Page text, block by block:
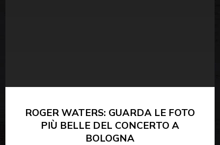
ROGER WATERS: GUARDA LE FOTO
PIÙ BELLE DEL CONCERTO A
BOLOGNA